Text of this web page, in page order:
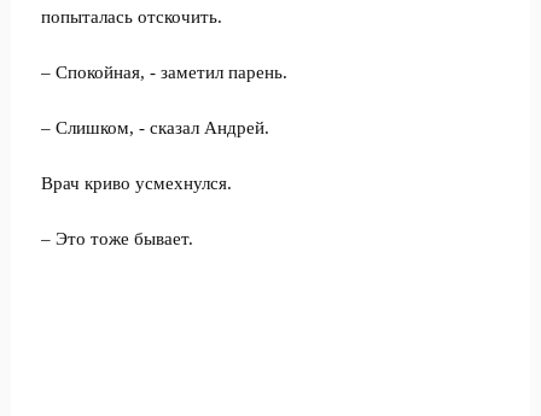
попыталась отскочить.
– Спокойная, - заметил парень.
– Слишком, - сказал Андрей.
Врач криво усмехнулся.
– Это тоже бывает.